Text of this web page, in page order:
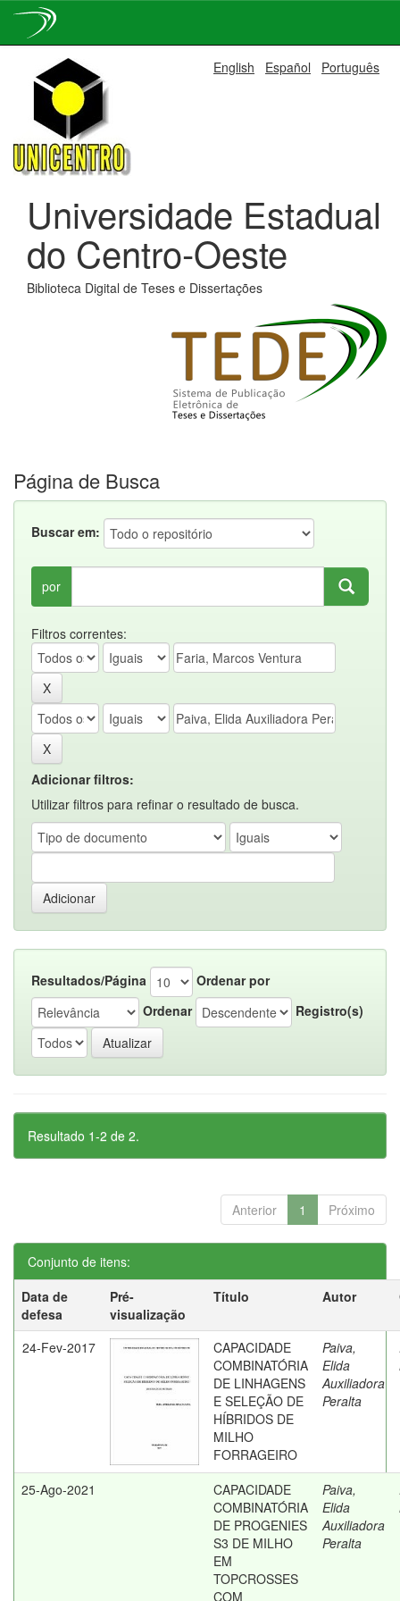
navigation
English Español Português
Universidade Estadual
do Centro-Oeste
Biblioteca Digital de Teses e Dissertações
Página de Busca
Buscar em:
por
Filtros correntes:
Adicionar filtros:
Utilizar filtros para refinar o resultado de busca.
Resultados/Página
Ordenar por
Ordenar
Registro(s)
Resultado 1-2 de 2.
Anterior 1 Próximo
Conjunto de itens:
Data de
defesa
Pré-
visualização
Título Autor
24-Fev-2017
CAPACIDADE
COMBINATÓRIA
DE LINHAGENS
E SELEÇÃO DE
HÍBRIDOS DE
MILHO
FORRAGEIRO
Paiva,
Elida
Auxiliadora
Peralta
25-Ago-2021
CAPACIDADE
COMBINATÓRIA
DE PROGENIES
S3 DE MILHO
EM
TOPCROSSES
COM
Paiva,
Elida
Auxiliadora
Peralta